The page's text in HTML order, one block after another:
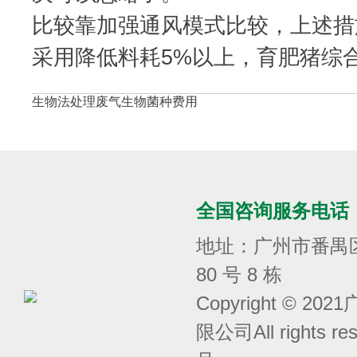
比较靠加强通风模式比较，上述
采用降低料耗5%以上，育肥猪综
生物法处理废气生物菌种费用
全国咨询服务电话
地址：广州市番禺
80 号 8 栋
Copyright © 2021
限公司All rights